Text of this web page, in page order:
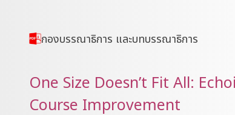
กองบรรณาธิการ และบทบรรณาธิการ
One Size Doesn’t Fit All:
Course Improvement